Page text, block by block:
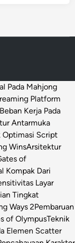
Pada Mahjong
Platform
Kerja Pada
Antarmuka
Optimasi Script
WinsArsitektur
of
Kompak Dari
Layar
Tingkat
Ways 2Pembaruan
of OlympusTeknik
Elemen Scatter